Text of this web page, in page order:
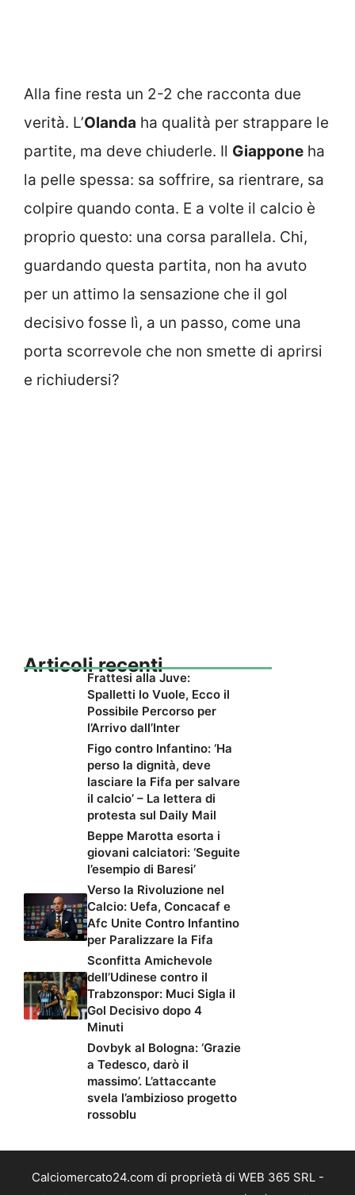
Alla fine resta un 2-2 che racconta due
verità. L’Olanda ha qualità per strappare le
partite, ma deve chiuderle. Il Giappone ha
la pelle spessa: sa soffrire, sa rientrare, sa
colpire quando conta. E a volte il calcio è
proprio questo: una corsa parallela. Chi,
guardando questa partita, non ha avuto
per un attimo la sensazione che il gol
decisivo fosse lì, a un passo, come una
porta scorrevole che non smette di aprirsi
e richiudersi?
Articoli recenti
Frattesi alla Juve:
Spalletti lo Vuole, Ecco il
Possibile Percorso per
l’Arrivo dall’Inter
Figo contro Infantino: ‘Ha
perso la dignità, deve
lasciare la Fifa per salvare
il calcio’ – La lettera di
protesta sul Daily Mail
Beppe Marotta esorta i
giovani calciatori: ‘Seguite
l’esempio di Baresi’
Verso la Rivoluzione nel
Calcio: Uefa, Concacaf e
Afc Unite Contro Infantino
per Paralizzare la Fifa
Sconfitta Amichevole
dell’Udinese contro il
Trabzonspor: Muci Sigla il
Gol Decisivo dopo 4
Minuti
Dovbyk al Bologna: ‘Grazie
a Tedesco, darò il
massimo’. L’attaccante
svela l’ambizioso progetto
rossoblu
Calciomercato24.com di proprietà di WEB 365 SRL -